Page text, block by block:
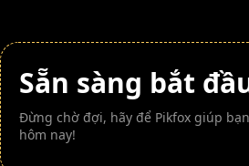
Sẵn sàng bắt
Đừng chờ đợi, hãy để Pikfox giúp
hôm nay!